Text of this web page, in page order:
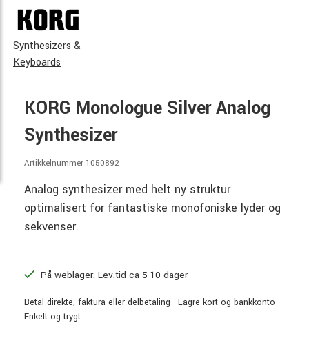
Synthesizers &
Keyboards
KORG Monologue Silver Analog
Synthesizer
Artikkelnummer 1050892
Analog synthesizer med helt ny struktur
optimalisert for fantastiske monofoniske lyder og
sekvenser.
På weblager. Lev.tid ca 5-10 dager
Betal direkte, faktura eller delbetaling - Lagre kort og bankkonto -
Enkelt og trygt